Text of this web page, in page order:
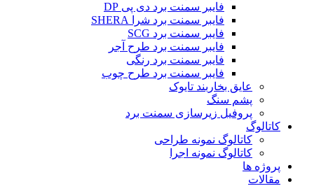
فایبر سمنت برد دی پی DP
فایبر سمنت برد شرا SHERA
فایبر سمنت برد SCG
فایبر سمنت برد طرح آجر
فایبر سمنت برد رنگی
فایبر سمنت برد طرح چوب
عایق بخاربند تایوک
پشم سنگ
پروفیل زیرسازی سمنت برد
کاتالوگ
کاتالوگ نمونه طراحی
کاتالوگ نمونه اجرا
پروژه ها
مقالات